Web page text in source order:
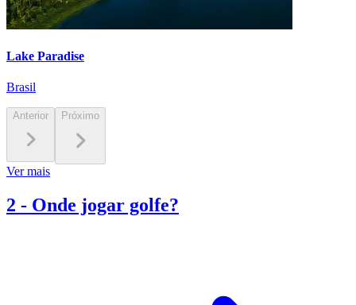
Lake Paradise
Brasil
Anterior Próximo
Ver mais
2 - Onde jogar golfe?